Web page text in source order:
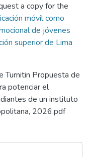
a copy for the
móvil como
de jóvenes
superior de Lima
Turnitin Propuesta de
potenciar el
de un instituto
2026.pdf